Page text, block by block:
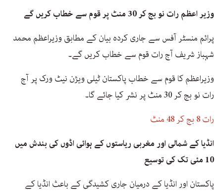
وزیر اعظم رات نو بج کر 30 منٹ پر قوم سے خطاب کریں گے
پرائم منسٹر آفس سے جاری کردہ بیان کے مطابق وزیراعظم محمد
شہباز شریف آج رات قوم سے خطاب کریں گے۔
وزیراعظم کا قوم سے خطاب پاکستان ٹیلی ویژن نیٹ ورک پر آج
رات نو بج کر 30 منٹ پر نشر کیا جائے گا۔
رات 8 بج کر 48 منٹ
انڈیا کے شمالی اور مغربی ریاستوں کے ہوائی اڈوں کی بندش میں
10 مئی تک کی توسیع
پاکستان اور انڈیا کے درمیان جاری کشیدگی کے باعث انڈیا کے